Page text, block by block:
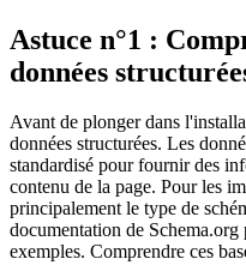
Astuce n°1 :
données
Avant de plonger dans
données structurées. Les
standardisé pour fournir des
contenu de la page. Pour les
principalement le type de
documentation de
exemples. Comprendre ces